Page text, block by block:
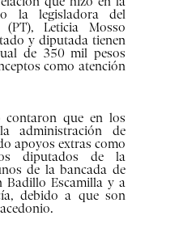
la legisladora del
Leticia Mosso
y diputada tienen
de 350 mil pesos
como atención
contaron que en los
administración de
apoyos extras como
diputados de la
de la bancada de
Badillo Escamilla y a
debido a que son